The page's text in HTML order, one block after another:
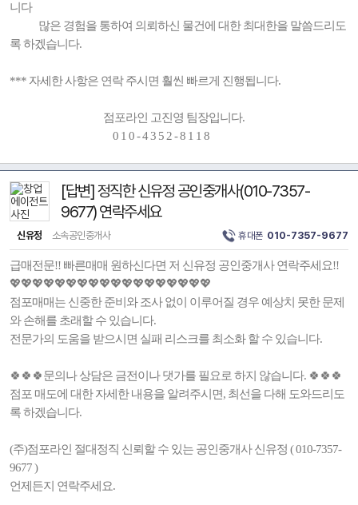
니다
많은 경험을 통하여 의뢰하신 물건에 대한 최대한을 말씀드리도
록 하겠습니다.
*** 자세한 사항은 연락 주시면 훨씬 빠르게 진행됩니다.
점포라인 고진영 팀장입니다.
0 1 0 - 4 3 5 2 - 8 1 1 8
[답변] 정직한 신유정 공인중개사(010-7357-
9677) 연락주세요
신유정 소속공인중개사 휴대폰 010-7357-9677
급매전문!! 빠른매매 원하신다면 저 신유정 공인중개사 연락주세요!!
💖💖💖💖💖💖💖💖💖💖💖💖💖💖💖💖💖💖
점포매매는 신중한 준비와 조사 없이 이루어질 경우 예상치 못한 문제
와 손해를 초래할 수 있습니다.
전문가의 도움을 받으시면 실패 리스크를 최소화 할 수 있습니다.
🍀🍀🍀문의나 상담은 금전이나 댓가를 필요로 하지 않습니다. 🍀🍀🍀
점포 매도에 대한 자세한 내용을 알려주시면, 최선을 다해 도와드리도
록 하겠습니다.
(주)점포라인 절대정직 신뢰할 수 있는 공인중개사 신유정 ( 010-7357-
9677 )
언제든지 연락주세요.